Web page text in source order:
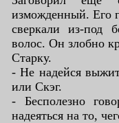
изможденный. Его
сверкали из-под
волос. Он злобно
Старку.
- Не надейся
или Скэг.
- Бесполезно
надеяться на то,